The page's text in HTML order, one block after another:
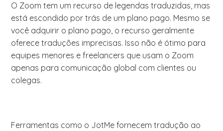
O Zoom tem um recurso de legendas traduzidas, mas
está escondido por trás de um plano pago. Mesmo se
você adquirir o plano pago, o recurso geralmente
oferece traduções imprecisas. Isso não é ótimo para
equipes menores e freelancers que usam o Zoom
apenas para comunicação global com clientes ou
colegas.
Ferramentas como o JotMe fornecem tradução ao